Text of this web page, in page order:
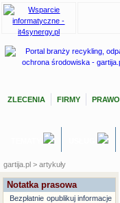
ZLECENIA FIRMY PRAWO
gartija.pl > artykuły
Notatka prasowa
Bezpłatnie opublikuj informacje